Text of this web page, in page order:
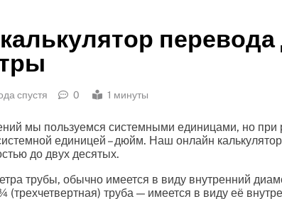
спустя 0 1 минуты
мы пользуемся системными единицами, но при
единицей – дюйм. Наш онлайн
до двух десятых.
трубы, обычно имеется в виду внутренний
(трехчетвертная) труба — имеется в виду её